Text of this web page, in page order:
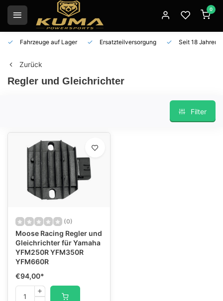
0
Fahrzeuge auf Lager Ersatzteilversorgung Seit 18 Jahren
Zurück
Regler und Gleichrichter
Filter
(0)
Moose Racing Regler und
Gleichrichter für Yamaha
YFM250R YFM350R
YFM660R
€94,00*